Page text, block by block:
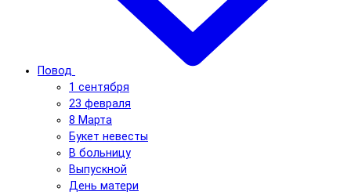
Повод
1 сентября
23 февраля
8 Марта
Букет невесты
В больницу
Выпускной
День матери